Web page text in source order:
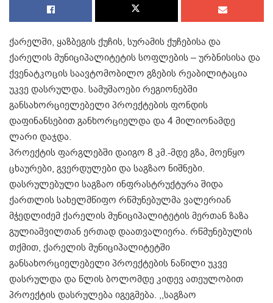
ქარელში, ყაზბეგის ქუჩის, სურამის ქუჩებისა და
ქარელის მუნიციპალიტეტის სოფლების – ურბნისისა და
ქვენატკოცის საავტომობილო გზების რეაბილიტაცია
უკვე დასრულდა. სამუშაოები რეგიონებში
განსახორციელებელი პროექტების ფონდის
დაფინანსებით განხორციელდა და 4 მილიონამდე
ლარი დაჯდა.
პროექტის ფარგლებში დაიგო 8 კმ.-მდე გზა, მოეწყო
ცხაურები, გვერდულები და საგზაო ნიშნები.
დასრულებული საგზაო ინფრასტრუქტურა შიდა
ქართლის სახელმწიფო რწმუნებულმა ვალერიან
მჭედლიძემ ქარელის მუნიციპალიტეტის მერთან ზაზა
გულიაშვილთან ერთად დაათვალიერა. რწმუნებულის
თქმით, ქარელის მუნიციპალიტეტში
განსახორციელებელი პროექტების ნაწილი უკვე
დასრულდა და წლის ბოლომდე კიდევ ათეულობით
პროექტის დასრულება იგეგმება. ,,საგზაო